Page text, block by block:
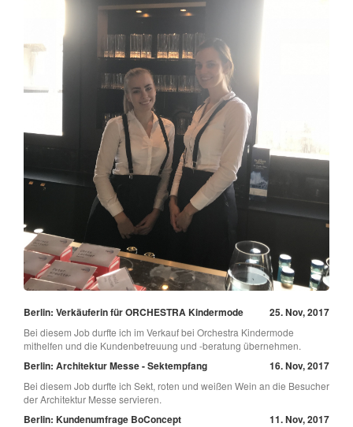
Berlin: Verkäuferin für ORCHESTRA Kindermode 25. Nov, 2017
Bei diesem Job durfte ich im Verkauf bei Orchestra Kindermode
mithelfen und die Kundenbetreuung und -beratung übernehmen.
Berlin: Architektur Messe - Sektempfang 16. Nov, 2017
Bei diesem Job durfte ich Sekt, roten und weißen Wein an die Besucher
der Architektur Messe servieren.
Berlin: Kundenumfrage BoConcept 11. Nov, 2017